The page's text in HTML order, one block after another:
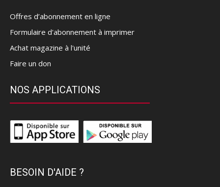
Offres d’abonnement en ligne
Formulaire d'abonnement à imprimer
Achat magazine à l'unité
Faire un don
NOS APPLICATIONS
BESOIN D'AIDE ?